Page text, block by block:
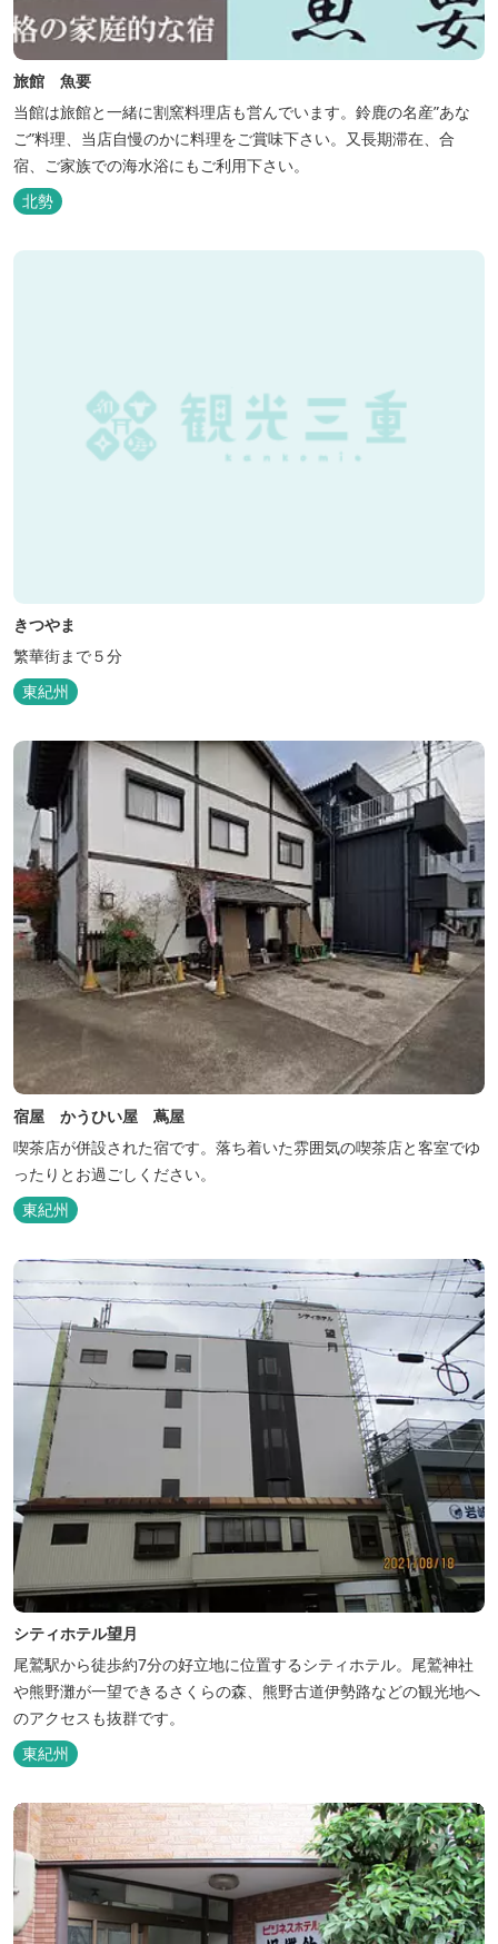
旅館 魚要
当館は旅館と一緒に割窯料理店も営んでいます。鈴鹿の名産”あな
ご”料理、当店自慢のかに料理をご賞味下さい。又長期滞在、合
宿、ご家族での海水浴にもご利用下さい。
北勢
きつやま
繁華街まで５分
東紀州
宿屋 かうひい屋 蔦屋
喫茶店が併設された宿です。落ち着いた雰囲気の喫茶店と客室でゆ
ったりとお過ごしください。
東紀州
シティホテル望月
尾鷲駅から徒歩約7分の好立地に位置するシティホテル。尾鷲神社
や熊野灘が一望できるさくらの森、熊野古道伊勢路などの観光地へ
のアクセスも抜群です。
東紀州